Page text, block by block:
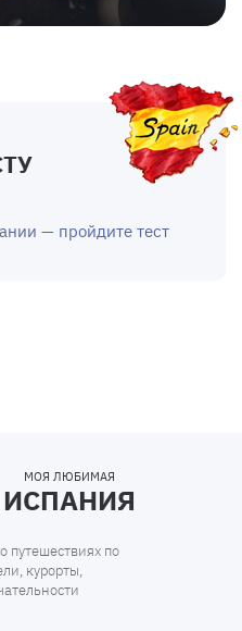
— пройдите тест
МОЯ ЛЮБИМАЯ
ИСПАНИЯ
по
курорты,